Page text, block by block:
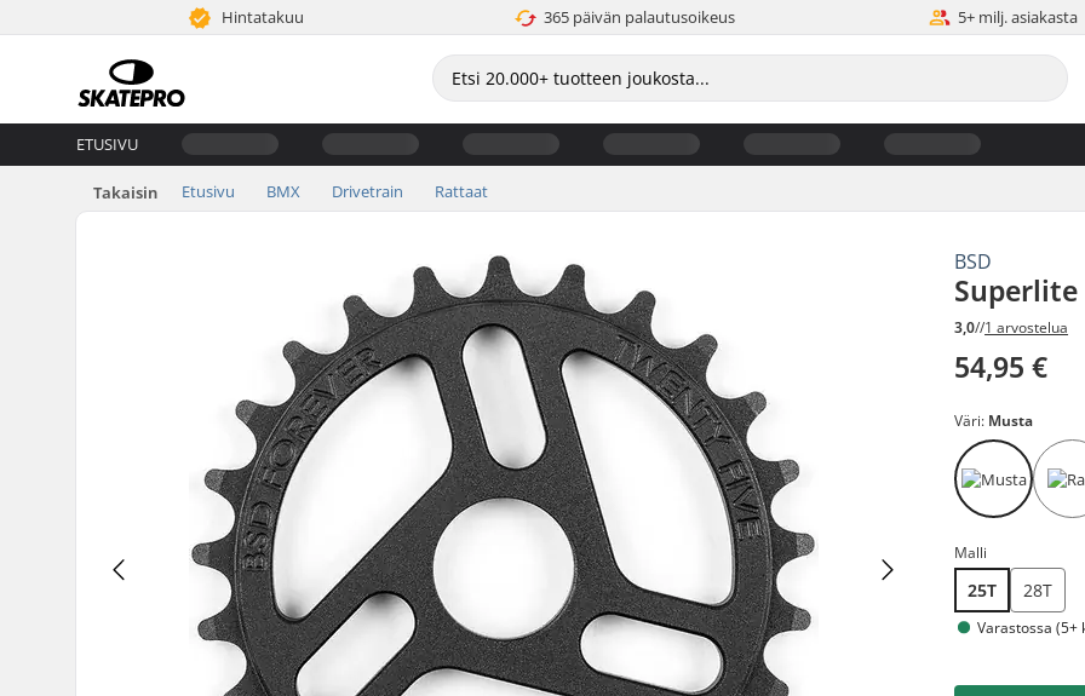
Hintatakuu 365 päivän palautusoikeus 5+ milj. asiakasta
ETUSIVU
Takaisin Etusivu BMX Drivetrain Rattaat
BSD
Superlite
3,0//1 arvostelua
54,95 €
Väri: Musta
Malli
25T 28T
Varastossa (5+